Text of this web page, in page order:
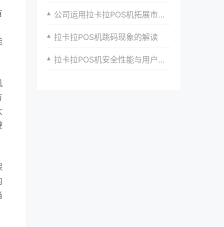
公司运用拉卡拉POS机拓展市场份额的策略研究
拉卡拉POS机跳码现象的解读
拉卡拉POS机安全性能与用户信任关系的建立